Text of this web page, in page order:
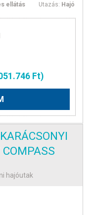
ellátás Utazás: Hajó
Ft)
hajóutak